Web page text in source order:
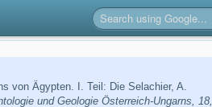
von Ägypten. I. Teil: Die Selachier, A.
und Geologie Österreich-Ungarns, 18,